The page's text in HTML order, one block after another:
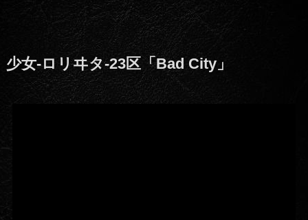
少女-ロリヰタ-23区「Bad City」